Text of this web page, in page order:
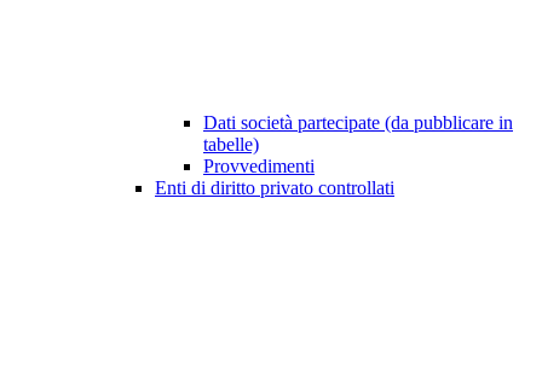
Dati società partecipate (da pubblicare in
tabelle)
Provvedimenti
Enti di diritto privato controllati